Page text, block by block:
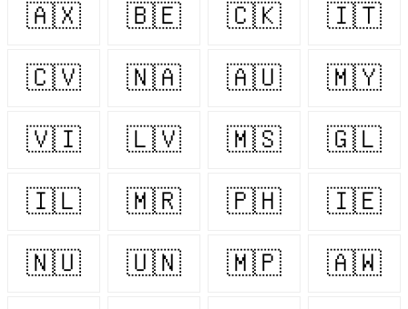
🇦🇽 🇧🇪 🇨🇰 🇮🇹
🇨🇻 🇳🇦 🇦🇺 🇲🇾
🇻🇮 🇱🇻 🇲🇸 🇬🇱
🇮🇱 🇲🇷 🇵🇭 🇮🇪
🇳🇺 🇺🇳 🇲🇵 🇦🇼